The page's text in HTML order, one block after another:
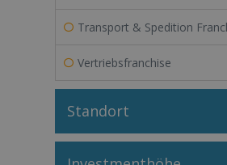
Transport & Spedition
Vertriebsfranchise
Standort